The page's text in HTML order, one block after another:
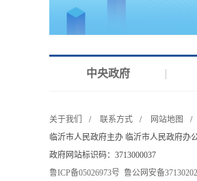
中央政府
关于我们 / 联系方式 / 网站地图 /
临沂市人民政府主办 临沂市人民政府办
政府网站标识码：3713000037
鲁ICP备05026973号 鲁公网安备